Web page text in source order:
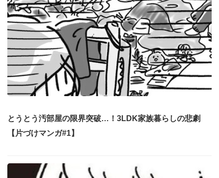
とうとう汚部屋の限界突破…！3LDK家族暮らしの悲劇
【片づけマンガ#1】